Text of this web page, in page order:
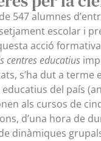
547 alumnes
escolar i
acció
centres educatius
s’ha dut a
educatius del país
als cursos de
d’una hora de
dinàmiques